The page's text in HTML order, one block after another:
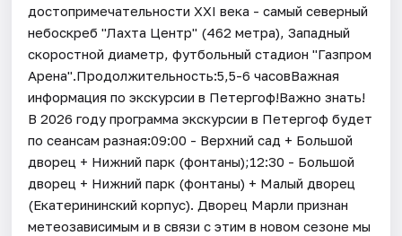
достопримечательности XXI века - самый северный
небоскреб "Лахта Центр" (462 метра), Западный
скоростной диаметр, футбольный стадион "Газпром
Арена".Продолжительность:5,5-6 часовВажная
информация по экскурсии в Петергоф!Важно знать!
В 2026 году программа экскурсии в Петергоф будет
по сеансам разная:09:00 - Верхний сад + Большой
дворец + Нижний парк (фонтаны);12:30 - Большой
дворец + Нижний парк (фонтаны) + Малый дворец
(Екатерининский корпус). Дворец Марли признан
метеозависимым и в связи с этим в новом сезоне мы